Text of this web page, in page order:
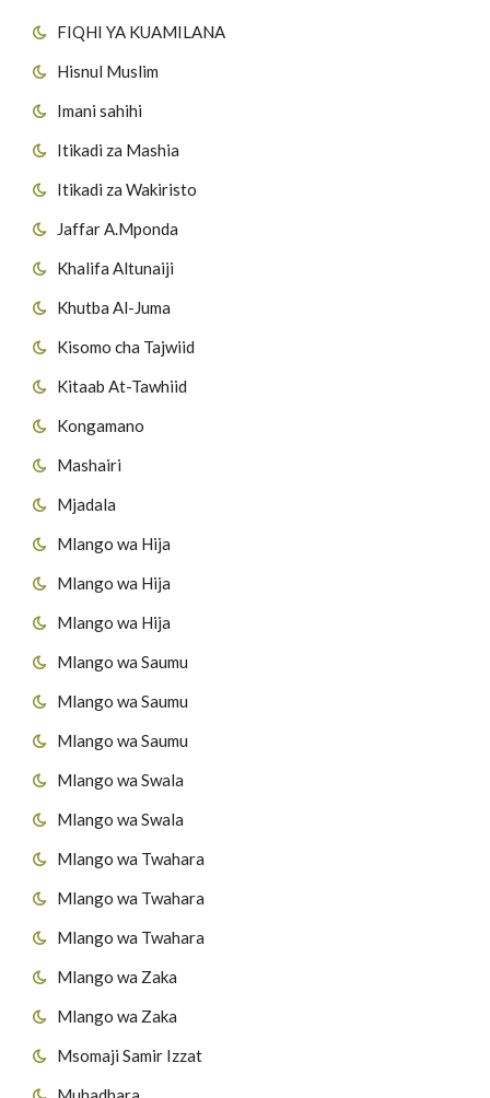
FIQHI YA KUAMILANA
Hisnul Muslim
Imani sahihi
Itikadi za Mashia
Itikadi za Wakiristo
Jaffar A.Mponda
Khalifa Altunaiji
Khutba Al-Juma
Kisomo cha Tajwiid
Kitaab At-Tawhiid
Kongamano
Mashairi
Mjadala
Mlango wa Hija
Mlango wa Hija
Mlango wa Hija
Mlango wa Saumu
Mlango wa Saumu
Mlango wa Saumu
Mlango wa Swala
Mlango wa Swala
Mlango wa Twahara
Mlango wa Twahara
Mlango wa Twahara
Mlango wa Zaka
Mlango wa Zaka
Msomaji Samir Izzat